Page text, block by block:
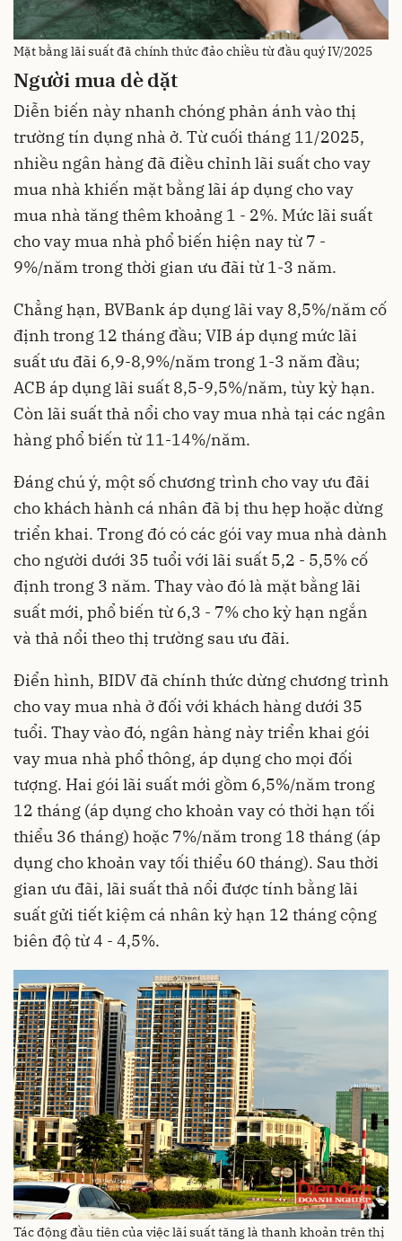
Mặt bằng lãi suất đã chính thức đảo chiều từ đầu quý IV/2025
Người mua dè dặt
Diễn biến này nhanh chóng phản ánh vào thị
trường tín dụng nhà ở. Từ cuối tháng 11/2025,
nhiều ngân hàng đã điều chỉnh lãi suất cho vay
mua nhà khiến mặt bằng lãi áp dụng cho vay
mua nhà tăng thêm khoảng 1 - 2%. Mức lãi suất
cho vay mua nhà phổ biến hiện nay từ 7 -
9%/năm trong thời gian ưu đãi từ 1-3 năm.
Chẳng hạn, BVBank áp dụng lãi vay 8,5%/năm cố
định trong 12 tháng đầu; VIB áp dụng mức lãi
suất ưu đãi 6,9-8,9%/năm trong 1-3 năm đầu;
ACB áp dụng lãi suất 8,5-9,5%/năm, tùy kỳ hạn.
Còn lãi suất thả nổi cho vay mua nhà tại các ngân
hàng phổ biến từ 11-14%/năm.
Đáng chú ý, một số chương trình cho vay ưu đãi
cho khách hành cá nhân đã bị thu hẹp hoặc dừng
triển khai. Trong đó có các gói vay mua nhà dành
cho người dưới 35 tuổi với lãi suất 5,2 - 5,5% cố
định trong 3 năm. Thay vào đó là mặt bằng lãi
suất mới, phổ biến từ 6,3 - 7% cho kỳ hạn ngắn
và thả nổi theo thị trường sau ưu đãi.
Điển hình, BIDV đã chính thức dừng chương trình
cho vay mua nhà ở đối với khách hàng dưới 35
tuổi. Thay vào đó, ngân hàng này triển khai gói
vay mua nhà phổ thông, áp dụng cho mọi đối
tượng. Hai gói lãi suất mới gồm 6,5%/năm trong
12 tháng (áp dụng cho khoản vay có thời hạn tối
thiểu 36 tháng) hoặc 7%/năm trong 18 tháng (áp
dụng cho khoản vay tối thiểu 60 tháng). Sau thời
gian ưu đãi, lãi suất thả nổi được tính bằng lãi
suất gửi tiết kiệm cá nhân kỳ hạn 12 tháng cộng
biên độ từ 4 - 4,5%.
Tác động đầu tiên của việc lãi suất tăng là thanh khoản trên thị